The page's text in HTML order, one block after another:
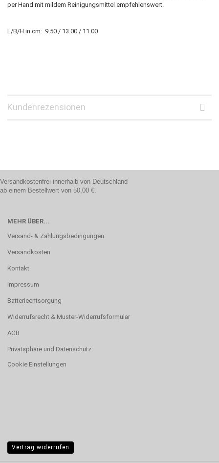
per Hand mit mildem Reinigungsmittel empfehlenswert.
L/B/H in cm: 9.50 / 13.00 / 11.00
Kundenrezensionen
Versandkostenfrei innerhalb von Deutschland
ab einem Bestellwert von 50,00 €.
MEHR ÜBER...
Versand- & Zahlungsbedingungen
Versandkosten
Kontakt
Impressum
Batterieentsorgung
Widerrufsrecht & Muster-Widerrufsformular
AGB
Privatsphäre und Datenschutz
Cookie Einstellungen
Vertrag widerrufen